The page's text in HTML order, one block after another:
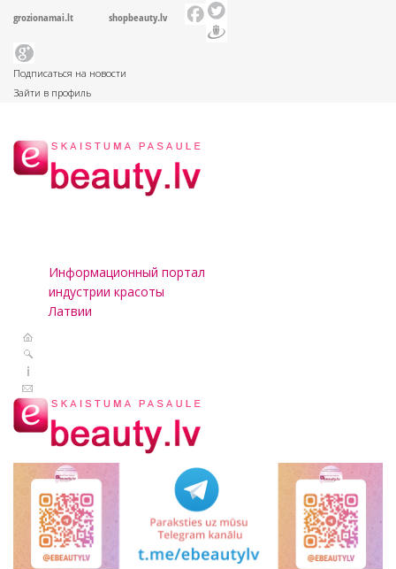
grozionamai.lt shopbeauty.lv
Подписаться на новости
Зайти в профиль
Информационный портал
индустрии красоты
Латвии